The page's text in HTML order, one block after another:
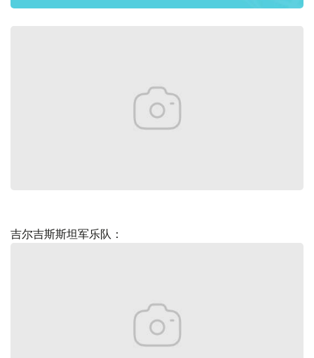
吉尔吉斯斯坦军乐队：